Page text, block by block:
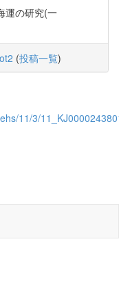
運の研究(一
(投稿一覧)
11/3/